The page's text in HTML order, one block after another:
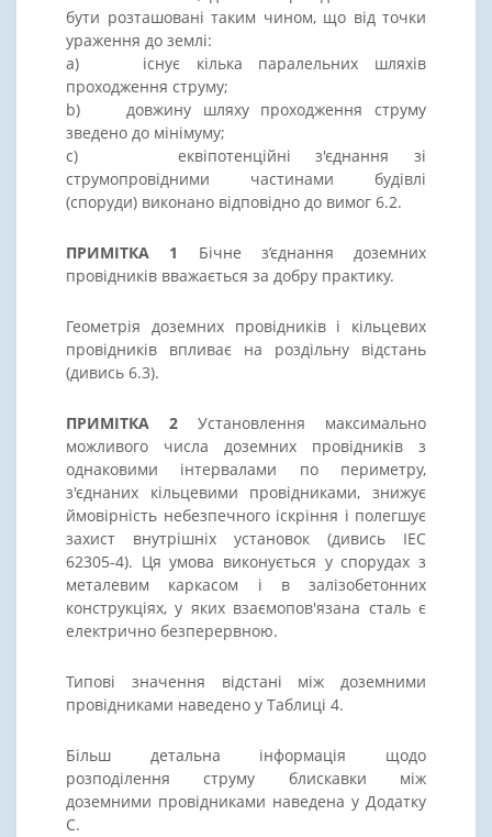
бути розташовані таким чином, що від точки
ураження до землі:
a) існує кілька паралельних шляхів
проходження струму;
b) довжину шляху проходження струму
зведено до мінімуму;
c) еквіпотенційні з'єднання зі
струмопровідними частинами будівлі
(споруди) виконано відповідно до вимог 6.2.
ПРИМІТКА 1
Бічне з’єднання доземних
провідників вважається за добру практику.
Геометрія доземних провідників і кільцевих
провідників впливає на роздільну відстань
(дивись 6.3).
ПРИМІТКА 2 Установлення максимально
можливого числа доземних провідників з
однаковими інтервалами по периметру,
з'єднаних кільцевими провідниками, знижує
ймовірність небезпечного іскріння і полегшує
захист внутрішніх установок (дивись IEC
62305-4). Ця умова виконується у спорудах з
металевим каркасом і в залізобетонних
конструкціях, у яких взаємопов'язана сталь є
електрично безперервною.
Типові значення відстані між доземними
провідниками наведено у Таблиці 4.
Більш детальна інформація щодо
розподілення струму блискавки між
доземними провідниками наведена у Додатку
C.